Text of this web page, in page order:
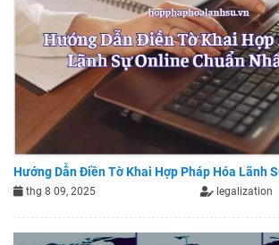
Hướng Dẫn Điền Tờ Khai Hợp Pháp Hóa Lãnh
thg 8 09, 2025 legalization